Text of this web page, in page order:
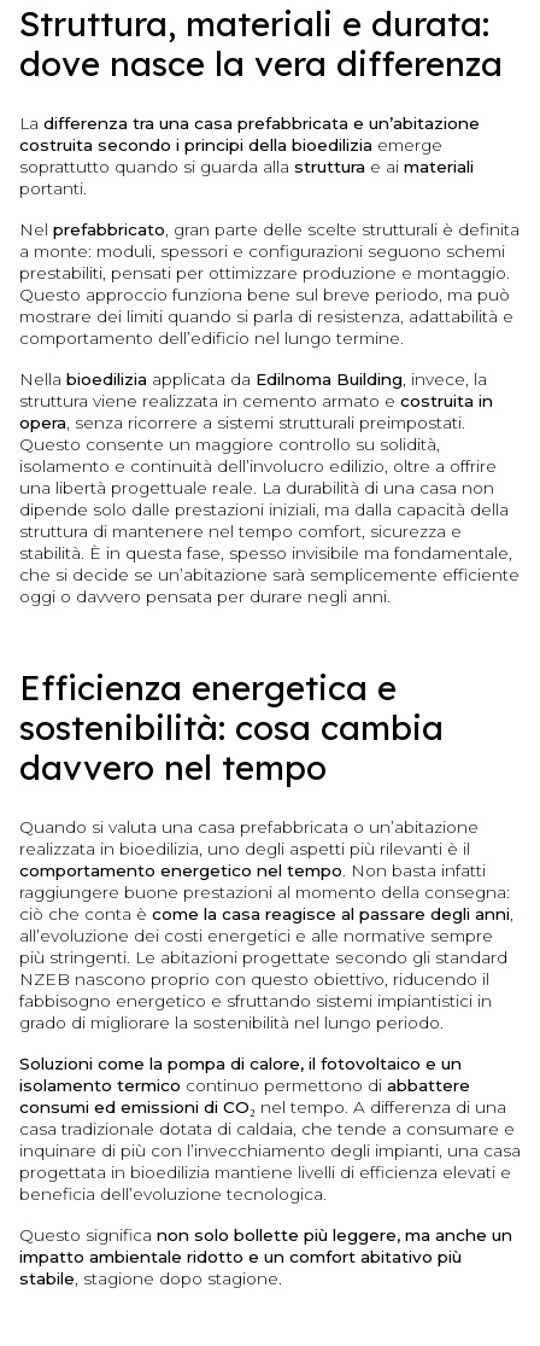
Struttura, materiali e durata:
dove nasce la vera differenza
La differenza tra una casa prefabbricata e un’abitazione
costruita secondo i principi della bioedilizia emerge
soprattutto quando si guarda alla struttura e ai materiali
portanti.
Nel prefabbricato , gran parte delle scelte strutturali è definita
a monte: moduli, spessori e configurazioni seguono schemi
prestabiliti, pensati per ottimizzare produzione e montaggio.
Questo approccio funziona bene sul breve periodo, ma può
mostrare dei limiti quando si parla di resistenza, adattabilità e
comportamento dell’edificio nel lungo termine.
Nella bioedilizia applicata da Edilnoma Building , invece, la
struttura viene realizzata in cemento armato e costruita in
opera , senza ricorrere a sistemi strutturali preimpostati.
Questo consente un maggiore controllo su solidità,
isolamento e continuità dell’involucro edilizio, oltre a offrire
una libertà progettuale reale. La durabilità di una casa non
dipende solo dalle prestazioni iniziali, ma dalla capacità della
struttura di mantenere nel tempo comfort, sicurezza e
stabilità. È in questa fase, spesso invisibile ma fondamentale,
che si decide se un’abitazione sarà semplicemente efficiente
oggi o davvero pensata per durare negli anni.
Efficienza energetica e
sostenibilità: cosa cambia
davvero nel tempo
Quando si valuta una casa prefabbricata o un’abitazione
realizzata in bioedilizia, uno degli aspetti più rilevanti è il
comportamento energetico nel tempo . Non basta infatti
raggiungere buone prestazioni al momento della consegna:
ciò che conta è come la casa reagisce al passare degli anni
all’evoluzione dei costi energetici e alle normative sempre
più stringenti. Le abitazioni progettate secondo gli standard
NZEB nascono proprio con questo obiettivo, riducendo il
fabbisogno energetico e sfruttando sistemi impiantistici in
grado di migliorare la sostenibilità nel lungo periodo.
Soluzioni come la pompa di calore, il fotovoltaico e un
isolamento termico continuo permettono di abbattere
consumi ed emissioni di CO₂ nel tempo. A differenza di una
casa tradizionale dotata di caldaia, che tende a consumare e
inquinare di più con l’invecchiamento degli impianti, una casa
progettata in bioedilizia mantiene livelli di efficienza elevati e
beneficia dell’evoluzione tecnologica.
Questo significa non solo bollette più leggere, ma anche un
impatto ambientale ridotto e un comfort abitativo più
stabile , stagione dopo stagione.